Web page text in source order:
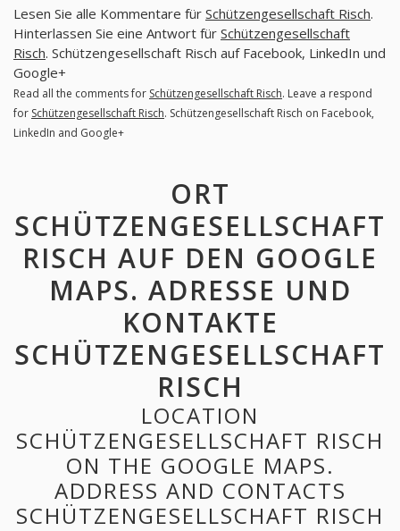
Lesen Sie alle Kommentare für Schützengesellschaft Risch.
Hinterlassen Sie eine Antwort für Schützengesellschaft
Risch. Schützengesellschaft Risch auf Facebook, LinkedIn und
Google+
Read all the comments for Schützengesellschaft Risch. Leave a respond
for Schützengesellschaft Risch. Schützengesellschaft Risch on Facebook,
LinkedIn and Google+
ORT
SCHÜTZENGESELLSCHAFT
RISCH AUF DEN GOOGLE
MAPS. ADRESSE UND
KONTAKTE
SCHÜTZENGESELLSCHAFT
RISCH
LOCATION
SCHÜTZENGESELLSCHAFT RISCH
ON THE GOOGLE MAPS.
ADDRESS AND CONTACTS
SCHÜTZENGESELLSCHAFT RISCH